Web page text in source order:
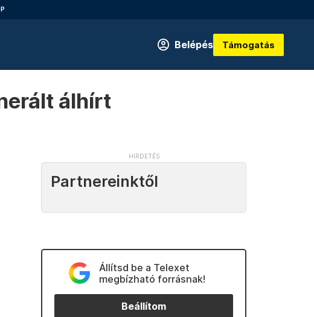
Belépés Támogatás
álhírt
Partnereinktől
Állítsd be a Telexet
megbízható forrásnak!
Beállítom